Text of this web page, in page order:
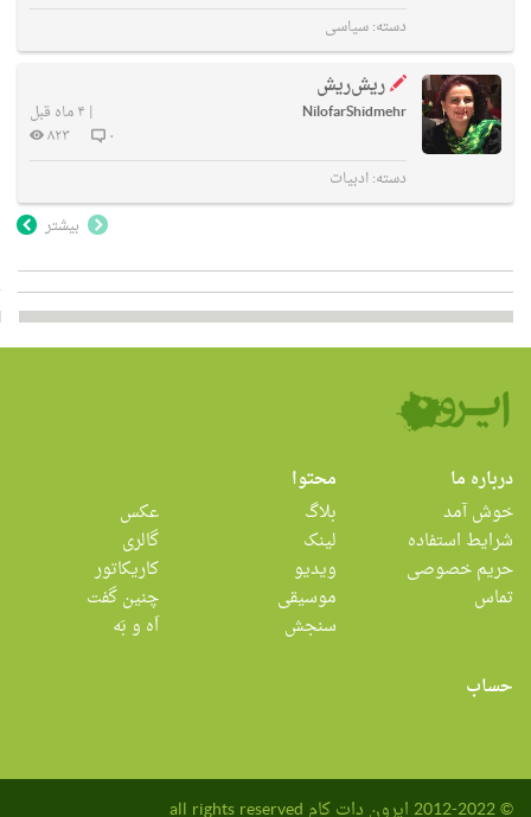
دسته:سیاسی
ریش‌ریش
NilofarShidmehr
| ۴ ماه قبل
۰
۸۲۳
دسته:ادبیات
بیشتر
درباره ما
خوش آمد
شرایط استفاده
حریم خصوصی
تماس
محتوا
بلاگ
لینک
ویدیو
موسیقی
سنجش
عکس
گالری
کاریکاتور
چنین گفت
اَه و بَه
حساب